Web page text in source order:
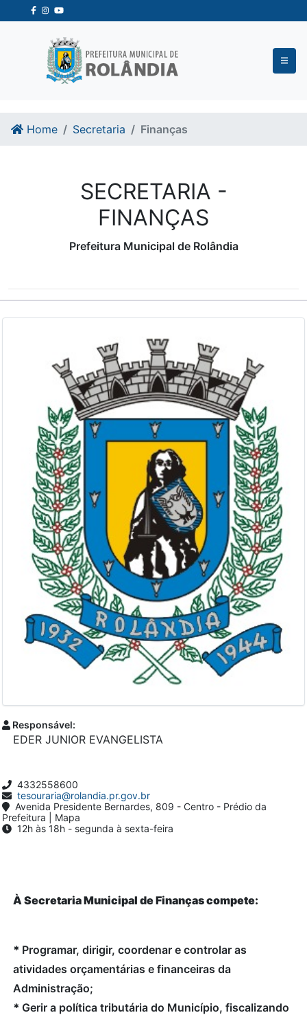
Ir para o conteudo
Ir para o fim do conteudo
Home Secretaria Finanças
SECRETARIA -
FINANÇAS
Prefeitura Municipal de Rolândia
Responsável:
EDER JUNIOR EVANGELISTA
4332558600
tesouraria@rolandia.pr.gov.br
Avenida Presidente Bernardes, 809 - Centro - Prédio da
Prefeitura | Mapa
12h às 18h - segunda à sexta-feira
À Secretaria Municipal de Finanças compete:
* Programar, dirigir, coordenar e controlar as
atividades orçamentárias e financeiras da
Administração;
* Gerir a política tributária do Município, fiscalizando